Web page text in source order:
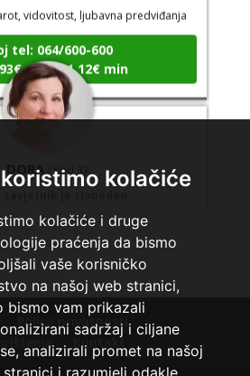
kolačiće
kolačiće i druge
praćenja da bismo
vaše korisničko
na našoj web stranici,
bismo vam prikazali
sadržaj i ciljane
analizirali promet na našoj
i razumjeli odakle
vidovitost, ljubavna predviđanja
tel: 064/600-600
- mob:1,12€ min
savjetnik je slobodan
visak, bioenergija, svijeće, tarot,
psihološki razgovori
tel: 064/600-600
- mob:1,12€ min
Polica privatnosti
Kontakt